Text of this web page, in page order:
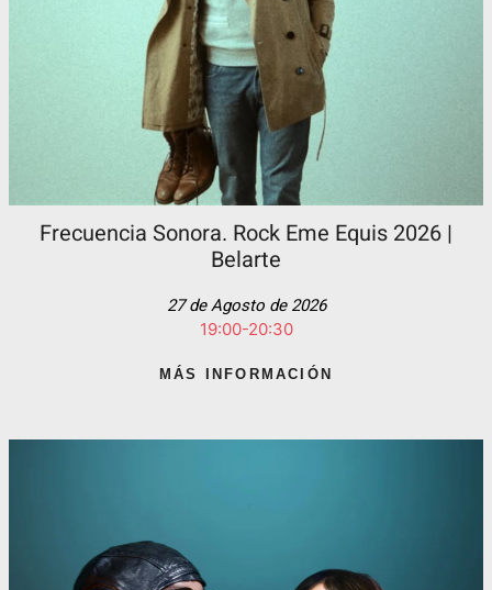
Frecuencia Sonora. Rock Eme Equis 2026 |
Belarte
27 de Agosto de 2026
19:00-20:30
MÁS INFORMACIÓN